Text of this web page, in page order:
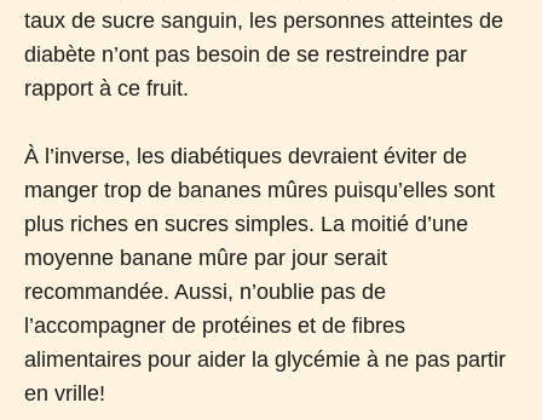
taux de sucre sanguin, les personnes atteintes de
diabète n’ont pas besoin de se restreindre par
rapport à ce fruit.
À l’inverse, les diabétiques devraient éviter de
manger trop de bananes mûres puisqu’elles sont
plus riches en sucres simples. La moitié d’une
moyenne banane mûre par jour serait
recommandée. Aussi, n’oublie pas de
l’accompagner de protéines et de fibres
alimentaires pour aider la glycémie à ne pas partir
en vrille!